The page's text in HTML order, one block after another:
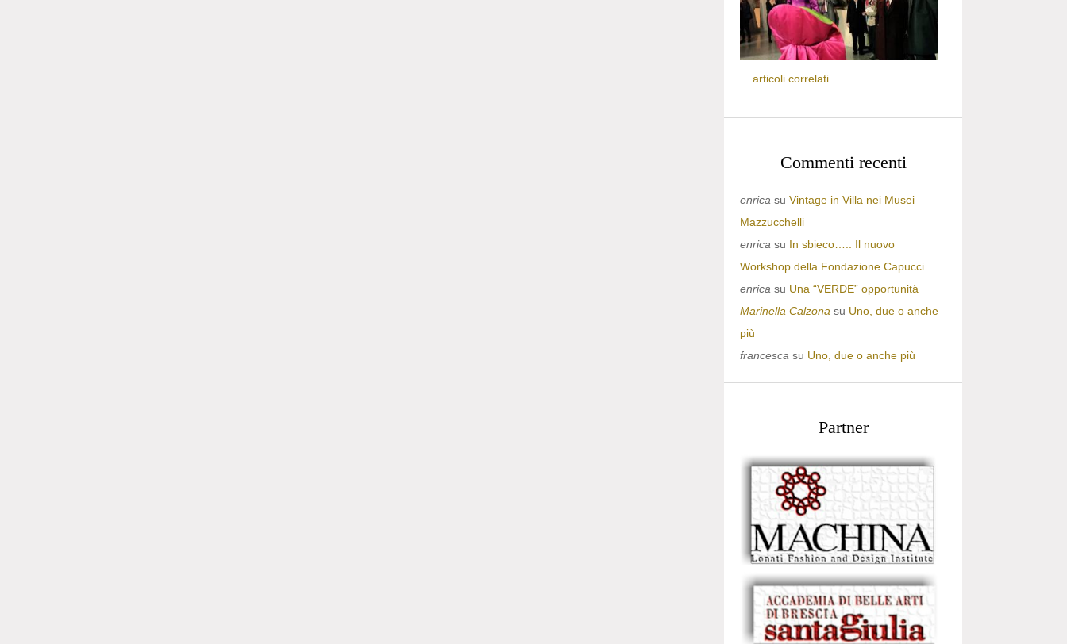
articoli correlati
Commenti recenti
enrica su Vintage in Villa nei Musei
Mazzucchelli
enrica su In sbieco….. Il nuovo
Workshop della Fondazione Capucci
enrica su Una “VERDE” opportunità
Marinella Calzona su Uno, due o anche
più
francesca su Uno, due o anche più
Partner